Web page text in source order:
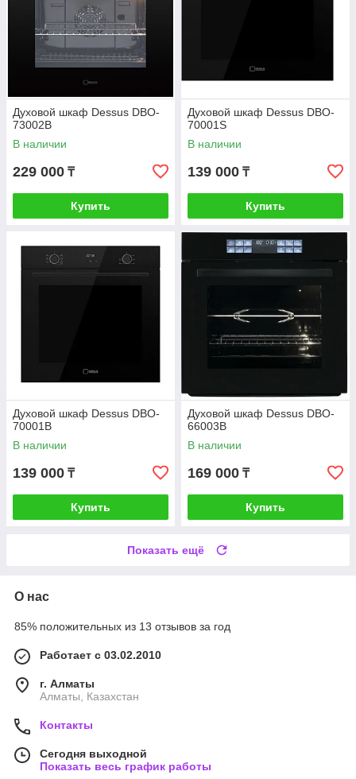
Духовой шкаф Dessus DBO-
73002B
В наличии
229 000 ₸
Купить
Духовой шкаф Dessus DBO-
70001S
В наличии
139 000 ₸
Купить
Духовой шкаф Dessus DBO-
70001B
В наличии
139 000 ₸
Купить
Духовой шкаф Dessus DBO-
66003B
В наличии
169 000 ₸
Купить
Показать ещё
О нас
85% положительных из 13 отзывов за год
Работает с 03.02.2010
г. Алматы
Алматы, Казахстан
Контакты
Сегодня выходной
Показать весь график работы